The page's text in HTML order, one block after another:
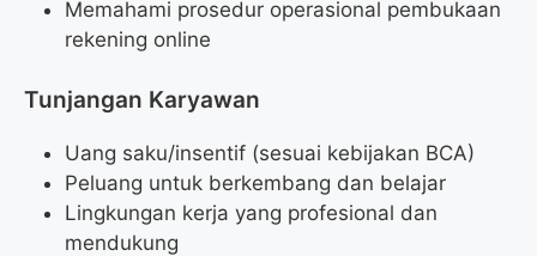
Memahami prosedur operasional pembukaan
rekening online
Tunjangan Karyawan
Uang saku/insentif (sesuai kebijakan BCA)
Peluang untuk berkembang dan belajar
Lingkungan kerja yang profesional dan
mendukung